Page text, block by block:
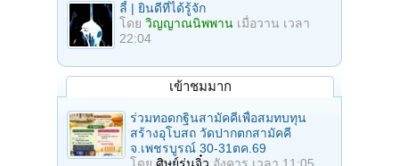
ลี้ | ยินดีที่ได้รู้จัก
โดย วิญญาณนิพพาน เมื่อวาน เวลา
22:04
เข้าชมมาก
ร่วมทอดกฐินสามัคคีเพื่อสมทบทุน
สร้างอุโบสถ วัดปากตกสามัคคี
จ.เพชรบูรณ์ 30-31ตค.69